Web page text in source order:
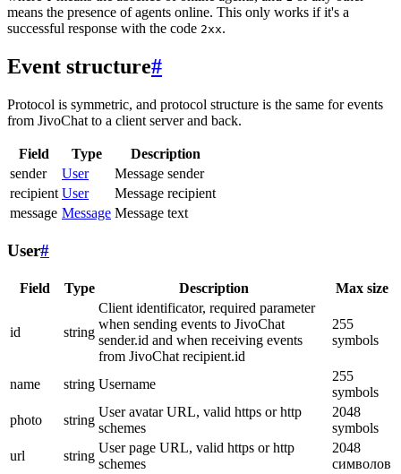
means the presence of agents online. This only works if it's a
successful response with the code 2xx.
Event structure#
Protocol is symmetric, and protocol structure is the same for events
from JivoChat to a client server and back.
Field Type
Description
sender
User
Message sender
recipient User
Message recipient
message Message Message text
User#
Field Type Description Max size
id string
Client identificator, required parameter
when sending events to JivoChat
sender.id and when receiving events
from JivoChat recipient.id
255
symbols
name string Username
255
symbols
photo
string
User avatar URL, valid https or http
schemes
2048
symbols
url
string
User page URL, valid https or http
schemes
2048
символов